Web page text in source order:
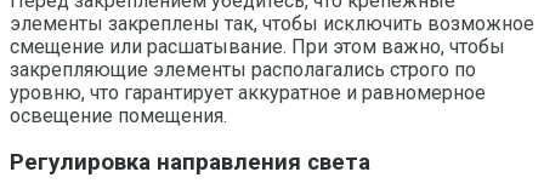
элементы закреплены так, чтобы исключить возможное
смещение или расшатывание. При этом важно, чтобы
закрепляющие элементы располагались строго по
уровню, что гарантирует аккуратное и равномерное
освещение помещения.
Регулировка направления света